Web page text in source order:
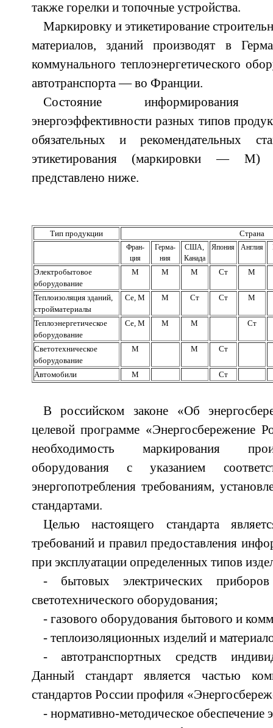
также горелки и топочные устройства.
Маркировку и этикетирование
материалов, зданий производят в
коммунального теплоэнергетического
автотранспорта — во Франции.
Состояние
энергоэффективности разных типов
обязательных и рекомендательных
этикетирования (маркировки — М)
представлено ниже.
Тип продукции Страна
Фран-
ция
Герма-
ния
США,
Канада
Япония Англия
Электробытовое
оборудование
M M M Ст M
Теплоизоляция зданий,
стройматериалы
Ce, M M Ст Ст M
Теплоэнергетическое
оборудование
Ce, M M M Ст
Светотехническое
оборудование
M M Ст
Автомобили M Ст
В российском законе «Об
целевой программе «Энергосбережение
необходимость маркирования
оборудования с указанием
энергопотребления требованиям,
стандартами.
Целью настоящего стандарта
требований и правил предоставления
при эксплуатации определенных типов
- бытовых электрических
светотехнического оборудования;
- газового оборудования бытового и
- теплоизоляционных изделий и
- автотранспортных средств
Данный стандарт является частью
стандартов России профиля
- нормативно-методическое обеспечение